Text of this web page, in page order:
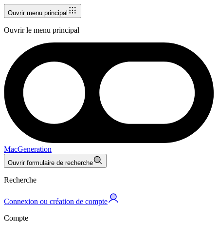
Ouvrir menu principal
Ouvrir le menu principal
MacGeneration
Ouvrir formulaire de recherche
Recherche
Connexion ou création de compte
Compte